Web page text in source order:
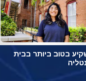
בטוב ביותר בבית